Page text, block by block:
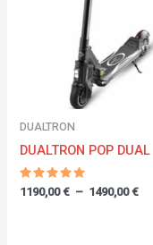
DUALTRON
DUALTRON POP DUAL
Note
5.00
1190,00€ – 1490,00€